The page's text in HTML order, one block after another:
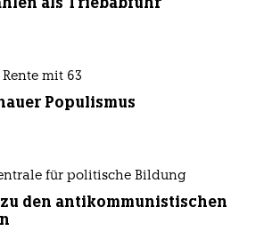
mit 63
Populismus
für politische Bildung
den antikommunistischen